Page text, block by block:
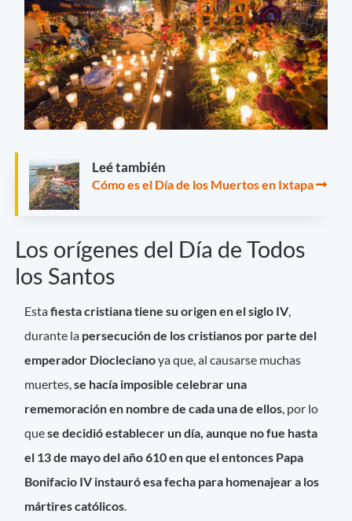
Leé también
Cómo es el Día de los Muertos en Ixtapa
Los orígenes del Día de Todos
los Santos
Estafiesta cristiana tiene su origen en el siglo IV,
durante la persecución de los cristianos por parte del
emperador Dioclecianoya que, al causarse muchas
muertes, se hacía imposible celebrar una
rememoración en nombre de cada una de ellos , por lo
quese decidió establecer un día, aunque no fue hasta
el 13 de mayo del año 610 en que el entonces Papa
Bonifacio IV instauró esa fecha para homenajear a los
mártires católicos